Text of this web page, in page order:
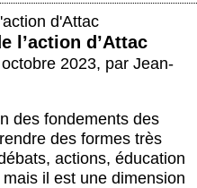
l’action d’Attac
2023, par Jean-
des fondements des
des formes très
actions, éducation
il est une dimension